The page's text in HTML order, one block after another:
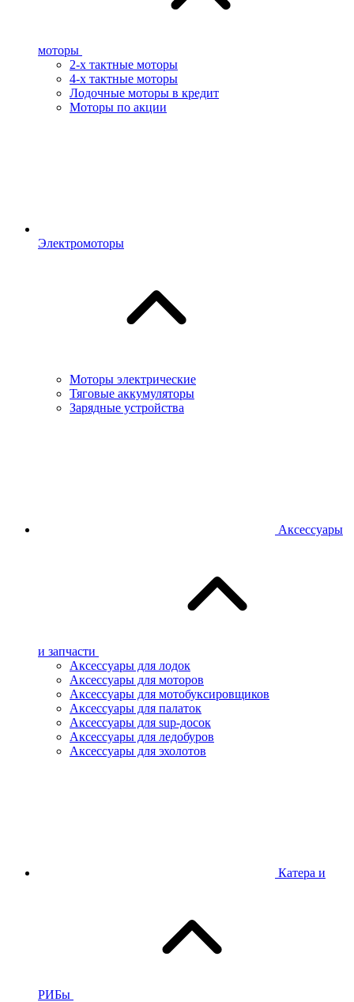
моторы
2-х тактные моторы
4-х тактные моторы
Лодочные моторы в кредит
Моторы по акции
Электромоторы
Моторы электрические
Тяговые аккумуляторы
Зарядные устройства
Аксессуары
и запчасти
Аксессуары для лодок
Аксессуары для моторов
Аксессуары для мотобуксировщиков
Аксессуары для палаток
Аксессуары для sup-досок
Аксессуары для ледобуров
Аксессуары для эхолотов
Катера и
РИБы